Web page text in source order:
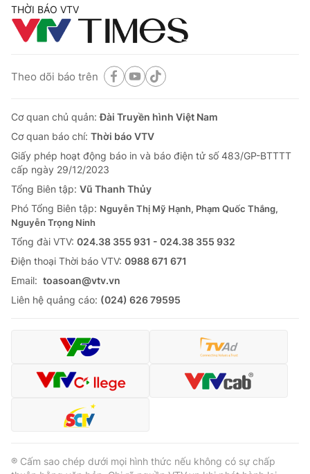
THỜI BÁO VTV
Theo dõi báo trên
Cơ quan chủ quản:Đài Truyền hình Việt Nam
Cơ quan báo chí: Thời báo VTV
Giấy phép hoạt động báo in và báo điện tử số 483/GP-BTTTT
cấp ngày 29/12/2023
Tổng Biên tập: Vũ Thanh Thủy
Phó Tổng Biên tập: Nguyễn Thị Mỹ Hạnh, Phạm Quốc Thắng,
Nguyễn Trọng Ninh
Tổng đài VTV: 024.38 355 931 - 024.38 355 932
Ðiện thoại Thời báo VTV: 0988 671 671
Email: toasoan@vtv.vn
Liên hệ quảng cáo: (024) 626 79595
® Cấm sao chép dưới mọi hình thức nếu không có sự chấp